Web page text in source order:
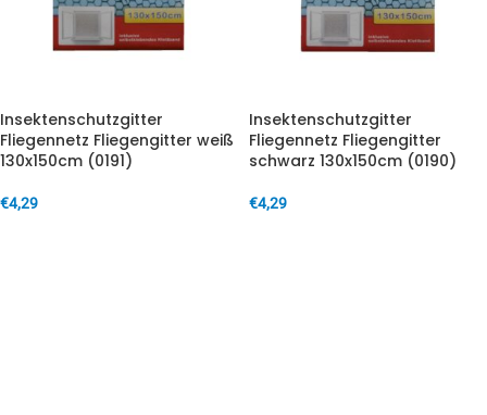
Insektenschutzgitter
Fliegennetz Fliegengitter weiß
130x150cm (0191)
€4,29
Insektenschutzgitter
Fliegennetz Fliegengitter
schwarz 130x150cm (0190)
€4,29